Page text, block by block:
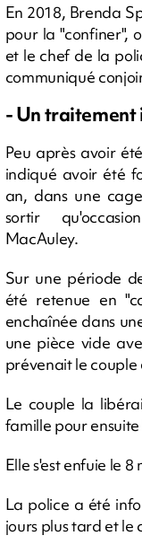
En 2018, Brenda
pour la "confiner",
et le chef de la
communiqué
- Un traitement
Peu après avoir
indiqué avoir été
an, dans une
sortir
MacAuley.
Sur une période
été retenue en
enchaînée dans
une pièce vide
prévenait le couple
Le couple la
famille pour
Elle s'est enfuie le
La police a été
jours plus tard et